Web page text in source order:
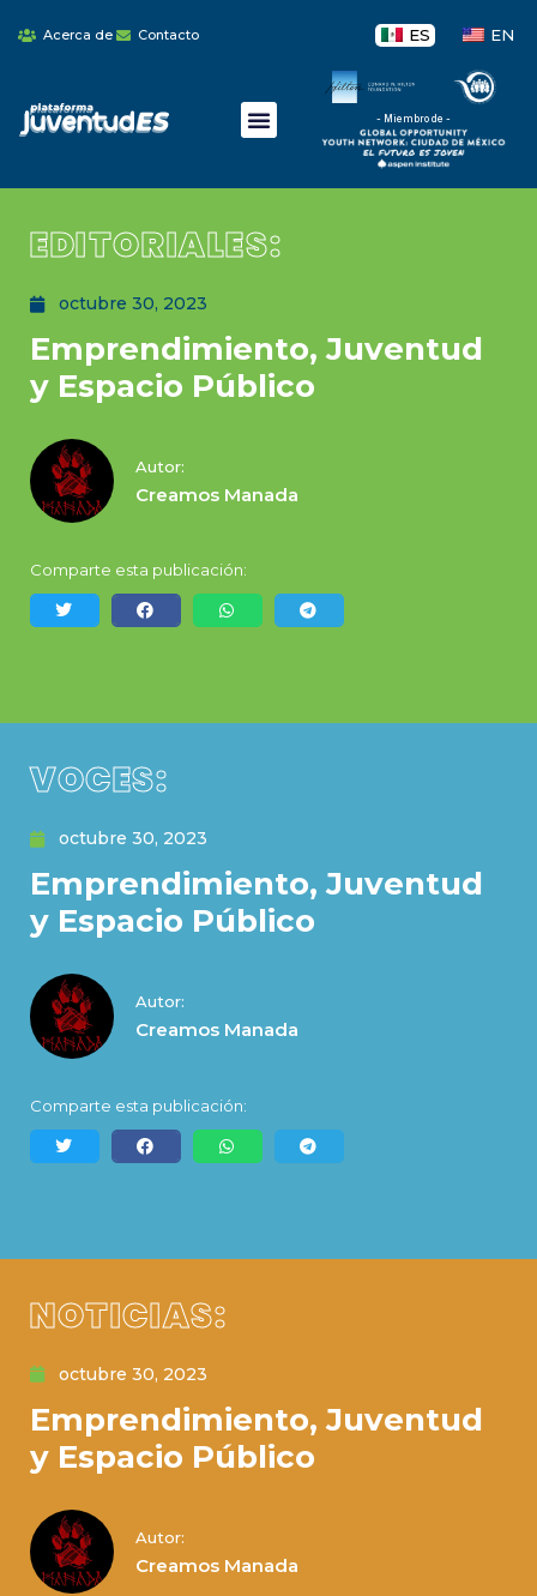
Acerca de Contacto ES EN
- Miembro de -
EDITORIALES:
octubre 30, 2023
Emprendimiento, Juventud
y Espacio Público
Autor:
Creamos Manada
Comparte esta publicación:
VOCES:
octubre 30, 2023
Emprendimiento, Juventud
y Espacio Público
Autor:
Creamos Manada
Comparte esta publicación:
NOTICIAS:
octubre 30, 2023
Emprendimiento, Juventud
y Espacio Público
Autor:
Creamos Manada